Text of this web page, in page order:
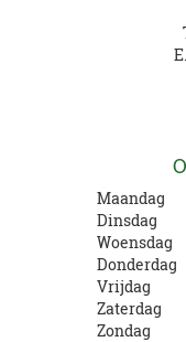
E.
Maandag
Dinsdag
Woensdag
Donderdag
Vrijdag
Zaterdag
Zondag